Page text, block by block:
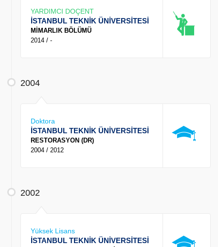
YARDIMCI DOÇENT
İSTANBUL TEKNİK ÜNİVERSİTESİ
MİMARLIK BÖLÜMÜ
2014 / -
2004
Doktora
İSTANBUL TEKNİK ÜNİVERSİTESİ
RESTORASYON (DR)
2004 / 2012
2002
Yüksek Lisans
İSTANBUL TEKNİK ÜNİVERSİTESİ